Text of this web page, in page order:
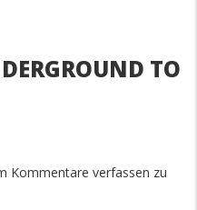
TO
Kommentare verfassen zu